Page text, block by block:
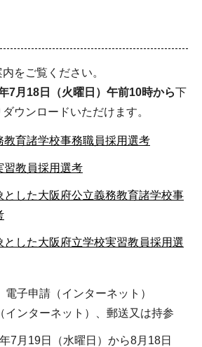
をご覧ください。
7月18日（火曜日）午前10時から下
ウンロードいただけます。
教育諸学校事務職員採用選考
習教員採用選考
とした大阪府公立義務教育諸学校事
とした大阪府立学校実習教員採用選
子申請（インターネット）
ンターネット）、郵送又は持参
7月19日（水曜日）から8月18日